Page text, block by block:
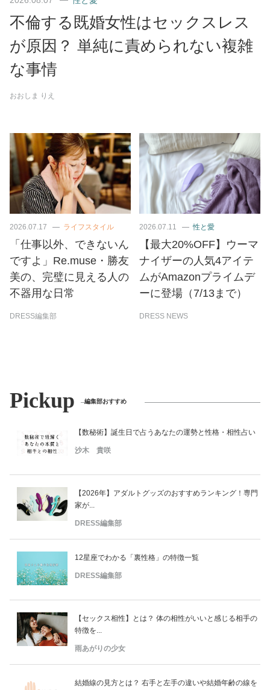
不倫する既婚女性はセックスレス
が原因？ 単純に責められない複雑
な事情
おおしま りえ
2026.07.17 ライフスタイル
「仕事以外、できないん
ですよ」Re.muse・勝友
美の、完璧に見える人の
不器用な日常
DRESS編集部
2026.07.11 性と愛
【最大20%OFF】ウーマ
ナイザーの人気4アイテ
ムがAmazonプライムデ
ーに登場（7/13まで）
DRESS NEWS
Pickup 編集部おすすめ
【数秘術】誕生日で占うあなたの運勢と性格・相性占い
沙木 貴咲
【2026年】アダルトグッズのおすすめランキング！専門
家が...
DRESS編集部
12星座でわかる「裏性格」の特徴一覧
DRESS編集部
【セックス相性】とは？ 体の相性がいいと感じる相手の
特徴を...
雨あがりの少女
結婚線の見方とは？ 右手と左手の違いや結婚年齢の線を